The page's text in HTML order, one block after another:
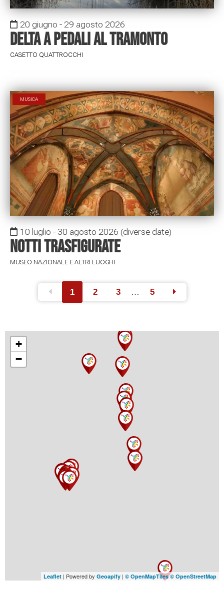
20 giugno - 29 agosto 2026
Delta a pedali al tramonto
CASETTO QUATTROCCHI
MUSICA
10 luglio - 30 agosto 2026 (diverse date)
Notti Trasfigurate
MUSEO NAZIONALE E ALTRI LUOGHI
1 2 3 … 5
+
−
Leaflet | Powered by Geoapify | © OpenMapTiles © OpenStreetMap